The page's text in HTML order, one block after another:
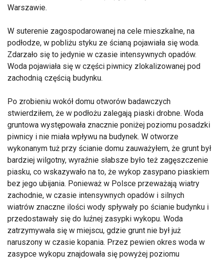
Warszawie.
W suterenie zagospodarowanej na cele mieszkalne, na
podłodze, w pobliżu styku ze ścianą pojawiała się woda.
Zdarzało się to jedynie w czasie intensywnych opadów.
Woda pojawiała się w części piwnicy zlokalizowanej pod
zachodnią częścią budynku.
Po zrobieniu wokół domu otworów badawczych
stwierdziłem, że w podłożu zalegają piaski drobne. Woda
gruntowa występowała znacznie poniżej poziomu posadzki
piwnicy i nie miała wpływu na budynek. W otworze
wykonanym tuż przy ścianie domu zauważyłem, że grunt był
bardziej wilgotny, wyraźnie słabsze było też zagęszczenie
piasku, co wskazywało na to, że wykop zasypano piaskiem
bez jego ubijania. Ponieważ w Polsce przeważają wiatry
zachodnie, w czasie intensywnych opadów i silnych
wiatrów znaczne ilości wody spływały po ścianie budynku i
przedostawały się do luźnej zasypki wykopu. Woda
zatrzymywała się w miejscu, gdzie grunt nie był już
naruszony w czasie kopania. Przez pewien okres woda w
zasypce wykopu znajdowała się powyżej poziomu